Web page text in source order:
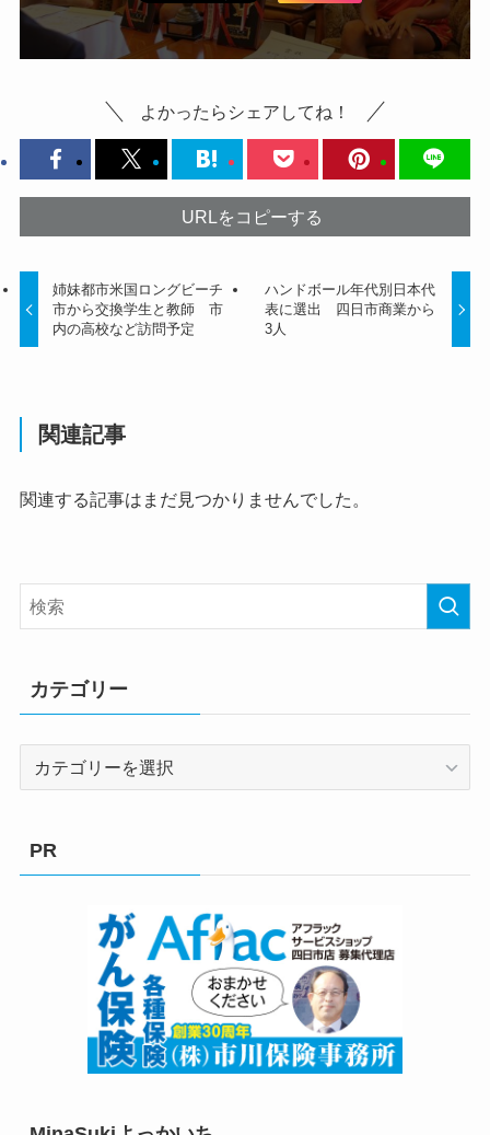
よかったらシェアしてね！
URLをコピーする
姉妹都市米国ロングビーチ
市から交換学生と教師 市
内の高校など訪問予定
ハンドボール年代別日本代
表に選出 四日市商業から
3人
関連記事
関連する記事はまだ見つかりませんでした。
カテゴリー
PR